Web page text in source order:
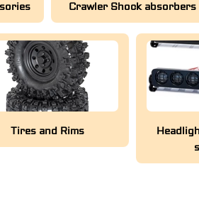
Crawler Shock absorbers
Tires and Rims